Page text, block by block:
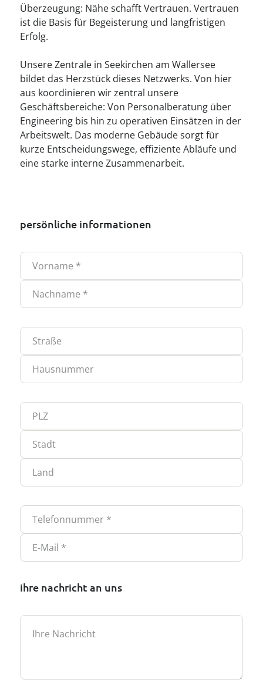
Überzeugung: Nähe schafft Vertrauen. Vertrauen
ist die Basis für Begeisterung und langfristigen
Erfolg.
Unsere Zentrale in Seekirchen am Wallersee
bildet das Herzstück dieses Netzwerks. Von hier
aus koordinieren wir zentral unsere
Geschäftsbereiche: Von Personalberatung über
Engineering bis hin zu operativen Einsätzen in der
Arbeitswelt. Das moderne Gebäude sorgt für
kurze Entscheidungswege, effiziente Abläufe und
eine starke interne Zusammenarbeit.
persönliche informationen
ihre nachricht an uns